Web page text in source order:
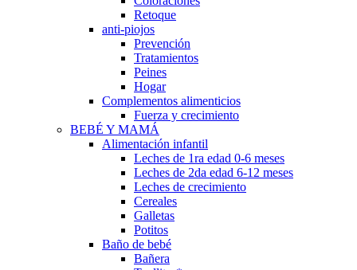
Retoque
anti-piojos
Prevención
Tratamientos
Peines
Hogar
Complementos alimenticios
Fuerza y crecimiento
BEBÉ Y MAMÁ
Alimentación infantil
Leches de 1ra edad 0-6 meses
Leches de 2da edad 6-12 meses
Leches de crecimiento
Cereales
Galletas
Potitos
Baño de bebé
Bañera